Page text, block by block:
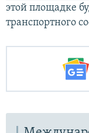
этой площадке
транспортного